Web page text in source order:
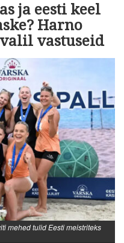
ja eesti keel
Harno
vastuseid
mehed tulid Eesti meistriteks